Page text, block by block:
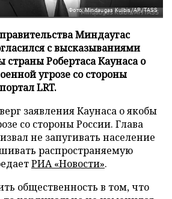
Фото: Mindaugas Kulbis/AP/TASS
Миндаугас
с высказываниями
Робертаса Каунаса о
угрозе со стороны
LRT.
заявления Каунаса о якобы
со стороны России. Глава
не запугивать население
распространяемую
РИА «Новости».
общественность в том, что